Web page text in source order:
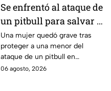
Se enfrentó al ataque de
un pitbull para salvar a
una menor; hoy lucha
por su vida en Zapopan
Una mujer quedó grave tras
proteger a una menor del
ataque de un pitbull en
Zapopan; la víctima sufrió
06 agosto, 2026